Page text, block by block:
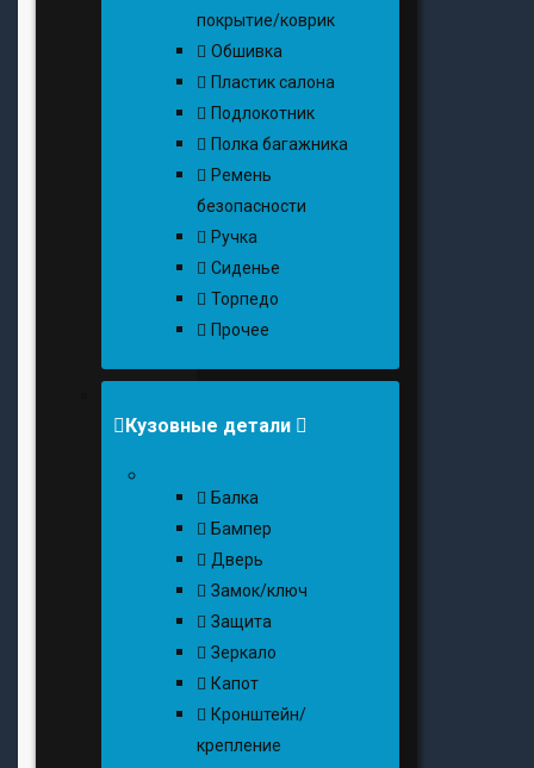
покрытие/коврик
Обшивка
Пластик салона
Подлокотник
Полка багажника
Ремень
безопасности
Ручка
Сиденье
Торпедо
Прочее
Кузовные детали
Балка
Бампер
Дверь
Замок/ключ
Защита
Зеркало
Капот
Кронштейн/
крепление